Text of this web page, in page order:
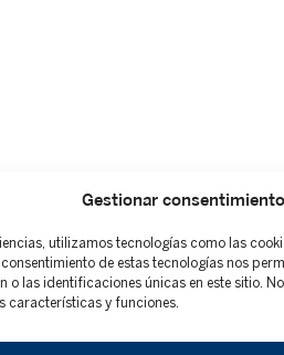
Gestionar consentimiento
utilizamos tecnologías como las
de estas tecnologías nos
o las identificaciones únicas en este sitio.
características y funciones.